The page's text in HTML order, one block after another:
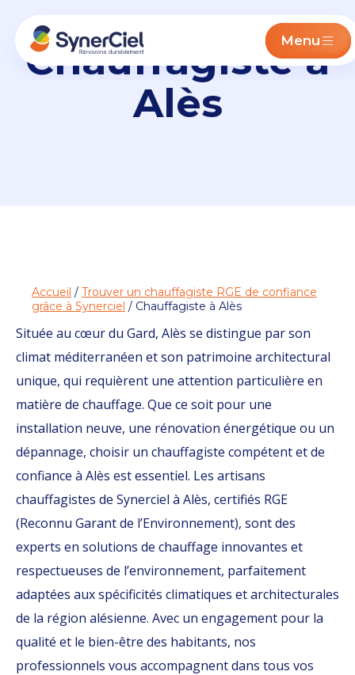
Menu
Chauffagiste à
Alès
Accueil / Trouver un chauffagiste RGE de confiance
grâce à Synerciel / Chauffagiste à Alès
Située au cœur du Gard, Alès se distingue par son
climat méditerranéen et son patrimoine architectural
unique, qui requièrent une attention particulière en
matière de chauffage. Que ce soit pour une
installation neuve, une rénovation énergétique ou un
dépannage, choisir un chauffagiste compétent et de
confiance à Alès est essentiel. Les artisans
chauffagistes de Synerciel à Alès, certifiés RGE
(Reconnu Garant de l’Environnement), sont des
experts en solutions de chauffage innovantes et
respectueuses de l’environnement, parfaitement
adaptées aux spécificités climatiques et architecturales
de la région alésienne. Avec un engagement pour la
qualité et le bien-être des habitants, nos
professionnels vous accompagnent dans tous vos